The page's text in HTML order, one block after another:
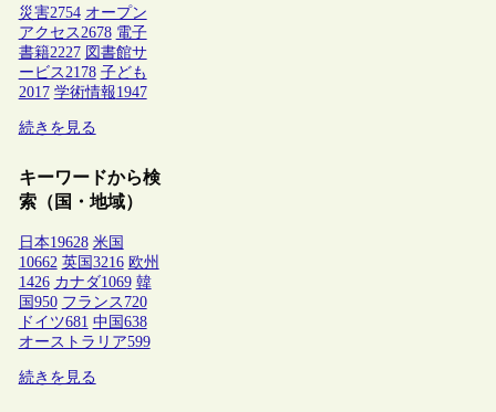
災害2754 オープン
アクセス2678 電子
書籍2227 図書館サ
ービス2178 子ども
2017 学術情報1947
続きを見る
キーワードから検
索（国・地域）
日本19628 米国
10662 英国 3216 欧州
1426 カナダ1069 韓
国 950 フランス 720
ドイツ681 中国 638
オーストラリア599
続きを見る